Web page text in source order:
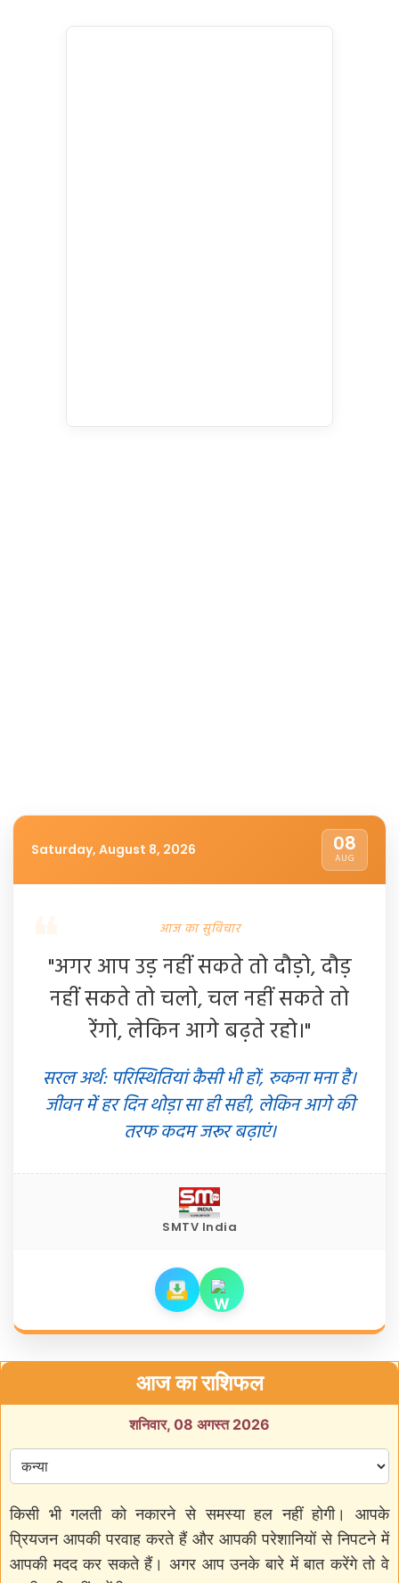
Saturday, August 8, 2026 08
AUG
आज का सुविचार
"अगर आप उड़ नहीं सकते तो दौड़ो, दौड़
नहीं सकते तो चलो, चल नहीं सकते तो
रेंगो, लेकिन आगे बढ़ते रहो।"
सरल अर्थ: परिस्थितियां कैसी भी हों, रुकना मना है।
जीवन में हर दिन थोड़ा सा ही सही, लेकिन आगे की
तरफ कदम जरूर बढ़ाएं।
SMTV India
आज का राशिफल
शनिवार, 08 अगस्त 2026
किसी भी गलती को नकारने से समस्या हल नहीं होगी। आपके
प्रियजन आपकी परवाह करते हैं और आपकी परेशानियों से निपटने में
आपकी मदद कर सकते हैं। अगर आप उनके बारे में बात करेंगे तो वे